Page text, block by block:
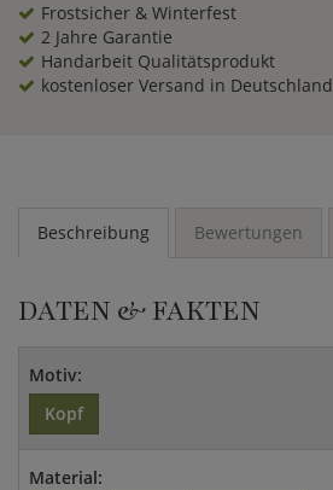
Frostsicher & Winterfest
2 Jahre Garantie
Handarbeit Qualitätsprodukt
kostenloser Versand in Deutschland
Beschreibung Bewertungen
DATEN & FAKTEN
Motiv:
Kopf
Material: